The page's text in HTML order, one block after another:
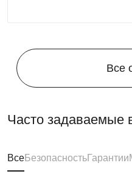
Все
Часто задаваемые
ВсеБезопасностьГарантии